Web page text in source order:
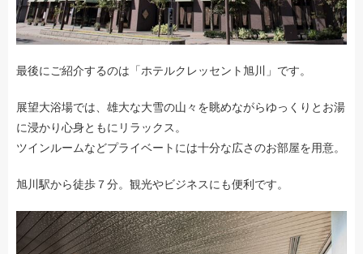
最後にご紹介するのは「ホテルクレッセント旭川」です。
展望大浴場では、雄大な大雪の山々を眺めながらゆっくりとお湯
に浸かり心身ともにリラックス。
ツインルームなどプライベートには十分な広さのお部屋を用意。
旭川駅から徒歩７分。観光やビジネスにも便利です。